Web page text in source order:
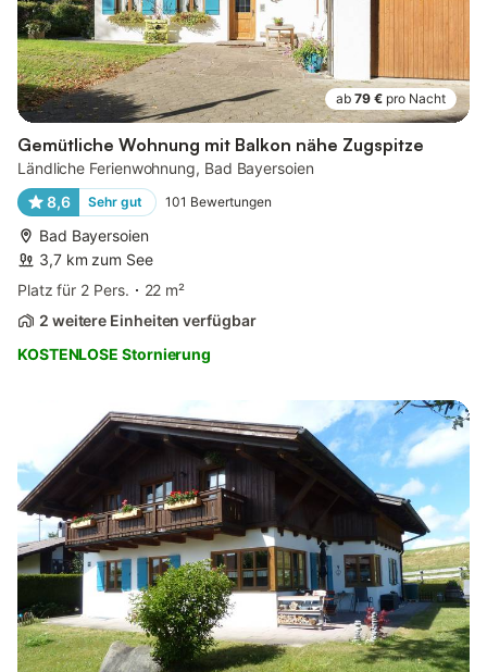
ab 79 € pro Nacht
Gemütliche Wohnung mit Balkon nähe Zugspitze
Ländliche Ferienwohnung, Bad Bayersoien
8,6
Sehr gut 101 Bewertungen
Bad Bayersoien
3,7 km zum See
Platz für 2 Pers.
22 m²
2 weitere Einheiten verfügbar
KOSTENLOSE Stornierung